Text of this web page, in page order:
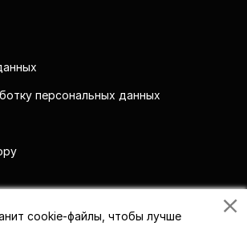
персональных данных
cookie-файлы, чтобы лучше